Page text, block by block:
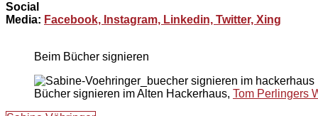
Social
Media: Facebook, Instagram, Linkedin, Twitter, Xing
Beim Bücher signieren
Bücher signieren im Alten Hackerhaus, Tom Perlingers